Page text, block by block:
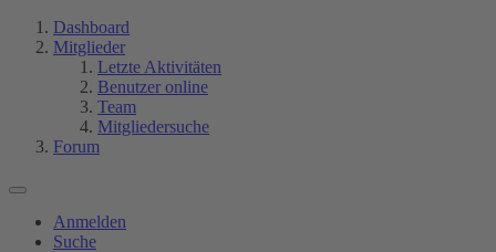
Dashboard
Mitglieder
Letzte Aktivitäten
Benutzer online
Team
Mitgliedersuche
Forum
Anmelden
Suche